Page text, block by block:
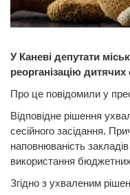
У Каневі депутати
реорганізацію дитячих
Про це повідомили у
Відповідне рішення
сесійного засідання.
наповнюваність
використання
Згідно з ухваленим